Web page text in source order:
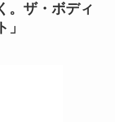
。ザ・ボディ